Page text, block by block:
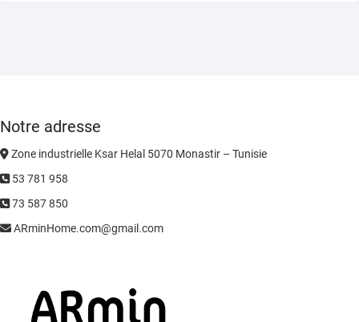
Notre adresse
Zone industrielle Ksar Helal 5070 Monastir – Tunisie
53 781 958
73 587 850
ARminHome.com@gmail.com